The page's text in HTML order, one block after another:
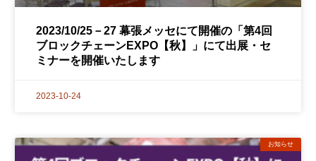
2023/10/25－27 幕張メッセにて開催の「第4回
ブロックチェーンEXPO【秋】」にて出展・セ
ミナーを開催いたします
2023-10-24
お知らせ